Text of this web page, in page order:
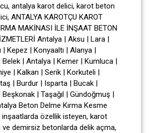
antalya karot delici, karot beton
ANTALYA KAROTÇU KAROT
MAKİNASI İLE İNŞAAT BETON
Antalya | Aksu | Lara |
| Kepez | Konyaaltı | Alanya |
Belek | Antalya | Kemer | Kumluca |
| Kalkan | Serik | Korkuteli |
| Burdur | Isparta | Bucak |
Beşkonak | Taşağıl | Gündoğmuş |
Beton Delme Kırma Kesme
özellik isteyen, karot
ve demirsiz betonlarda delik açma,